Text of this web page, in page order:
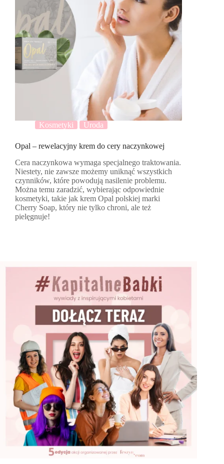
Kosmetyki Uroda
Opal – rewelacyjny krem do cery naczynkowej
Cera naczynkowa wymaga specjalnego traktowania.
Niestety, nie zawsze możemy uniknąć wszystkich
czynników, które powodują nasilenie problemu.
Można temu zaradzić, wybierając odpowiednie
kosmetyki, takie jak krem Opal polskiej marki
Cherry Soap, który nie tylko chroni, ale też
pielęgnuje!